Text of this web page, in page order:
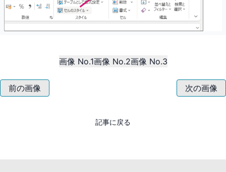
画像 No.1画像 No.2画像 No.3
前の画像 次の画像
記事に戻る